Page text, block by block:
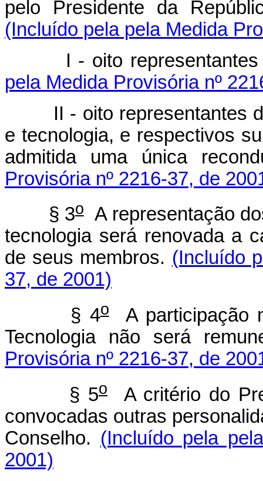
pelo Presidente da
(Incluído pela pela Medida
I - oito representantes
pela Medida Provisória nº
II - oito representantes
e tecnologia, e respectivos
admitida uma única
Provisória nº 2216-37, de
§ 3oA representação
tecnologia será renovada a
de seus membros. (Incluído
37, de 2001)
§ 4oA participação
Tecnologia não será
Provisória nº 2216-37, de
§ 5o
A critério do
convocadas outras
Conselho. (Incluído pela
2001)